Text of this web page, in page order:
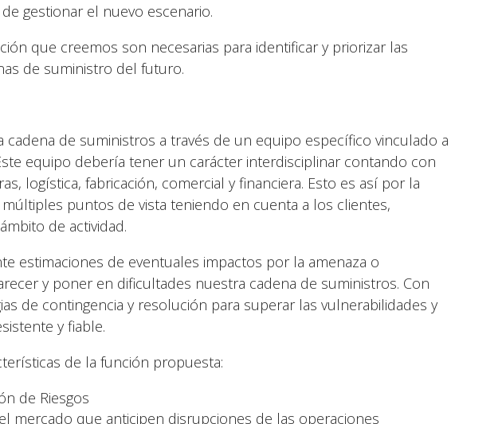
gestionar el nuevo escenario.
que creemos son necesarias para identificar y priorizar las
de suministro del futuro.
de suministros a través de un equipo específico vinculado a
equipo debería tener un carácter interdisciplinar contando con
logística, fabricación, comercial y financiera. Esto es así por la
puntos de vista teniendo en cuenta a los clientes,
de actividad.
estimaciones de eventuales impactos por la amenaza o
y poner en dificultades nuestra cadena de suministros. Con
de contingencia y resolución para superar las vulnerabilidades y
y fiable.
de la función propuesta:
de Riesgos
mercado que anticipen disrupciones de las operaciones